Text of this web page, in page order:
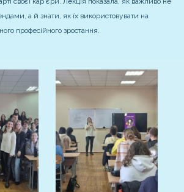
а й знати, як їх використовувати на
професійного зростання.